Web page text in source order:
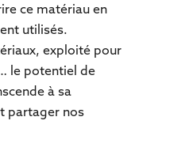
ce matériau en
utilisés.
exploité pour
le potentiel de
à sa
partager nos